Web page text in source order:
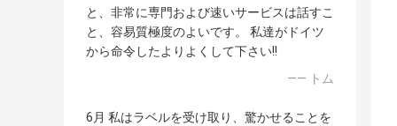
と、非常に専門および速いサービスは話すこ
と、容易質極度のよいです。 私達がドイツ
から命令したよりよくして下さい!!
—— トム
6月 私はラベルを受け取り、驚かせることを